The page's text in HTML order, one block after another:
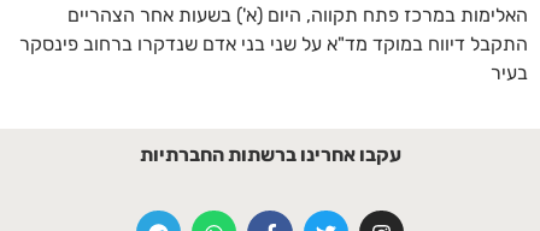
האלימות במרכז פתח תקווה, היום (א') בשעות אחר הצהריים
התקבל דיווח במוקד מד"א על שני בני אדם שנדקרו ברחוב פינסקר
בעיר
עקבו אחרינו ברשתות החברתיות